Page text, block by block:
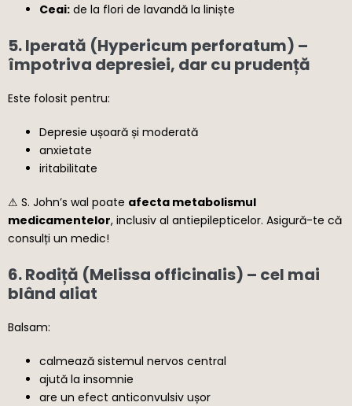
Ceai: de la flori de lavandă la liniște
5.Iperată (Hypericum perforatum) –
împotriva depresiei, dar cu prudență
Este folosit pentru:
Depresie ușoară și moderată
anxietate
iritabilitate
⚠ S. John’s wal poate afecta metabolismul
medicamentelor, inclusiv al antiepilepticelor. Asigură-te că
consulți un medic!
6.Rodiță (Melissa officinalis) – cel mai
blând aliat
Balsam:
calmează sistemul nervos central
ajută la insomnie
are un efect anticonvulsiv ușor